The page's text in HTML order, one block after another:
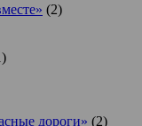
(2)
дороги» (2)